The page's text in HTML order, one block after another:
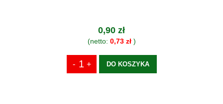
0,90 zł
(netto: 0,73 zł)
DO KOSZYKA